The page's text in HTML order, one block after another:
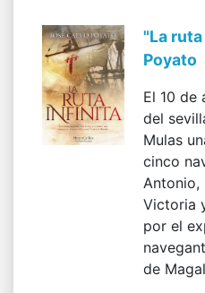
"La
Poyato
El 10 de
del
Mulas
cinco
Antonio,
Victoria
por el
de